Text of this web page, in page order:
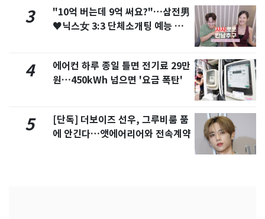
3
"10억 버는데 9억 써요?"…삼전男
♥닉스女 3:3 단체소개팅 예능 화
4
에어컨 하루 종일 틀면 전기료 29만
원…450kWh 넘으면 '요금 폭탄'
5
[단독] 더보이즈 선우, 그루비룸 품
에 안긴다…앳에어리어와 전속계약